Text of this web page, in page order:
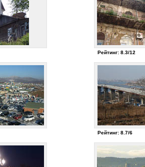
Рейтинг: 8.3/12
Рейтинг: 8.7/6